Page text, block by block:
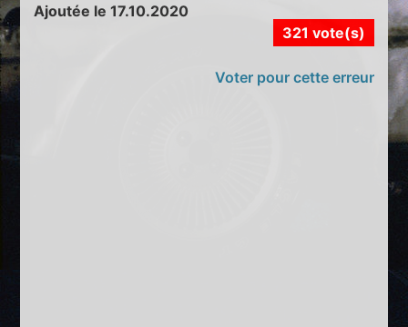
Ajoutée le 17.10.2020
321 vote(s)
Voter pour cette erreur